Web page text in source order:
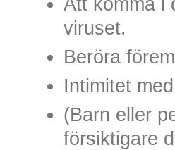
viruset.
Beröra
Intimitet
(Barn eller
försiktigare